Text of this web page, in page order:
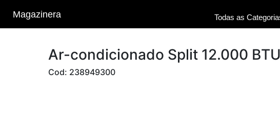
Magazinera Todas as
Ar-condicionado Split 12.000
Cod: 238949300